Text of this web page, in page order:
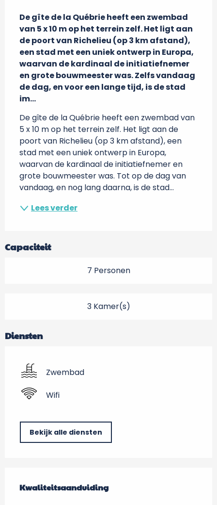
De gîte de la Québrie heeft een zwembad
van 5 x 10 m op het terrein zelf. Het ligt aan
de poort van Richelieu (op 3 km afstand),
een stad met een uniek ontwerp in Europa,
waarvan de kardinaal de initiatiefnemer
en grote bouwmeester was. Zelfs vandaag
de dag, en voor een lange tijd, is de stad
im...
De gîte de la Québrie heeft een zwembad van
5 x 10 m op het terrein zelf. Het ligt aan de
poort van Richelieu (op 3 km afstand), een
stad met een uniek ontwerp in Europa,
waarvan de kardinaal de initiatiefnemer en
grote bouwmeester was. Tot op de dag van
vandaag, en nog lang daarna, is de stad...
Lees verder
Capaciteit
7 Personen
3 Kamer(s)
Diensten
Zwembad
Wifi
Bekijk alle diensten
Kwaliteitsaanduiding
Kwaliteitsaanduiding